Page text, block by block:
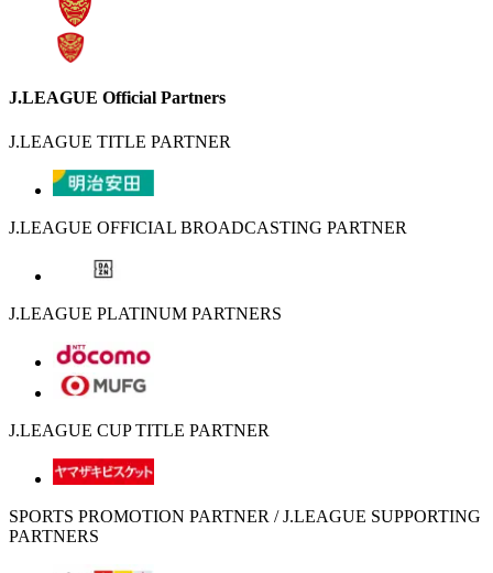
J.LEAGUE Official Partners
J.LEAGUE TITLE PARTNER
J.LEAGUE OFFICIAL BROADCASTING PARTNER
J.LEAGUE PLATINUM PARTNERS
J.LEAGUE CUP TITLE PARTNER
SPORTS PROMOTION PARTNER / J.LEAGUE SUPPORTING
PARTNERS